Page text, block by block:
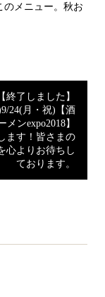
のメニュー。秋お
【終了しました】
24(月・祝)【酒
メンexpo2018】
ます！皆さまの
心よりお待ちし
ております。